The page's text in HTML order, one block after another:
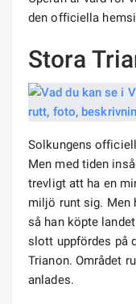
den officiella
Stora
Solkungens
Men med tiden
trevligt att ha en
miljö runt sig. Men
så han köpte
slott uppfördes på
Trianon. Området
anlades.